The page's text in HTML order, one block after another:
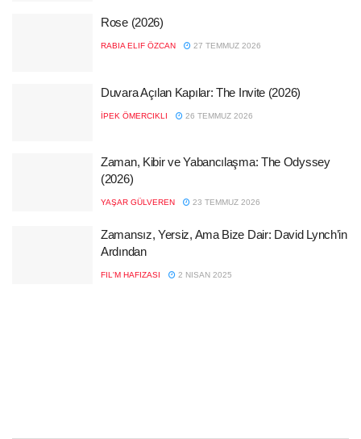
Rose (2026)
RABIA ELIF ÖZCAN 27 TEMMUZ 2026
Duvara Açılan Kapılar: The Invite (2026)
İPEK ÖMERCIKLI 26 TEMMUZ 2026
Zaman, Kibir ve Yabancılaşma: The Odyssey
(2026)
YAŞAR GÜLVEREN 23 TEMMUZ 2026
Zamansız, Yersiz, Ama Bize Dair: David Lynch’in
Ardından
FIL'M HAFIZASI 2 NISAN 2025